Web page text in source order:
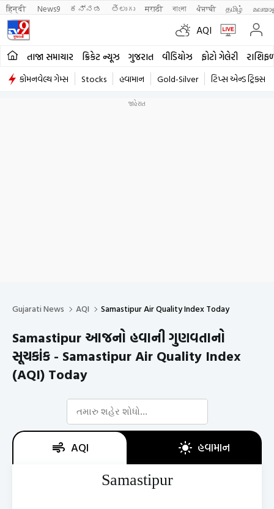
हिन्दी News9 ಕನ್ನಡ తెలుగు मराठी বাংলা ਪੰਜਾਬੀ தமிழ்
AQI
તાજા સમાચાર ક્રિકેટ ન્યૂઝ ગુજરાત વીડિયોઝ ફોટો ગેલેરી
કોમનવેલ્થ ગેમ્સ Stocks હવામાન Gold-Silver ટિપ્સ એન્ડ ટ્રિક્સ
Gujarati News AQI Samastipur Air Quality Index Today
Samastipur આજનો હવાની ગુણવતાનો
સૂચકાંક - Samastipur Air Quality Index
(AQI) Today
AQI હવામાન
Samastipur